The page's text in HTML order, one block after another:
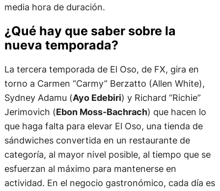
media hora de duración.
¿Qué hay que saber sobre la
nueva temporada?
La tercera temporada de El Oso, de FX, gira en
torno a Carmen “Carmy” Berzatto (Allen White),
Sydney Adamu (Ayo Edebiri) y Richard “Richie”
Jerimovich (Ebon Moss-Bachrach) que hacen lo
que haga falta para elevar El Oso, una tienda de
sándwiches convertida en un restaurante de
categoría, al mayor nivel posible, al tiempo que se
esfuerzan al máximo para mantenerse en
actividad. En el negocio gastronómico, cada día es